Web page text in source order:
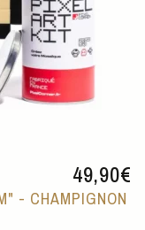
49,90€
- CHAMPIGNON